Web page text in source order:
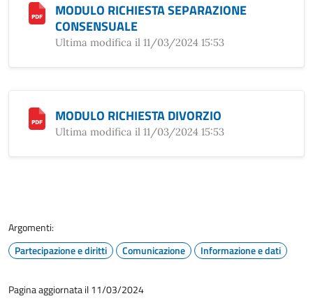
MODULO RICHIESTA SEPARAZIONE
CONSENSUALE
Ultima modifica il 11/03/2024 15:53
MODULO RICHIESTA DIVORZIO
Ultima modifica il 11/03/2024 15:53
Argomenti:
Partecipazione e diritti
Comunicazione Informazione e dati
Pagina aggiornata il 11/03/2024